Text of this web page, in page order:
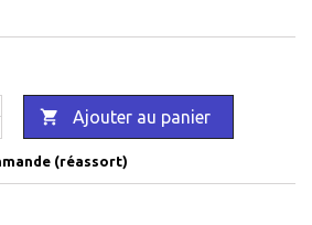
 Ajouter au panier
(réassort)